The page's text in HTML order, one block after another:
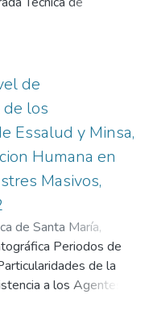
Cementos Retro-
Campo de
de Recolección de
de
de los
Essalud y Minsa,
Humana en
Masivos,
de Santa María,
Yanque, Vanessa
Periodos de
de la
a los Agentes
Forma de la